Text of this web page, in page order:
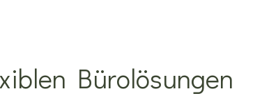
Bürolösungen